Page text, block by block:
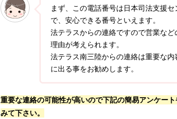
まず、この電話番号は日本司法支援
で、安心できる番号といえます。
法テラスからの連絡ですので営業な
理由が考えられます。
法テラス南三陸からの連絡は重要な
に出る事をお勧めします。
重要な連絡の可能性が高いので下記の簡易アンケー
みて下さい。